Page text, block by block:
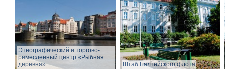
Этнографический и торгово-
ремесленный центр «Рыбная
деревня»
Штаб Балтийского флота